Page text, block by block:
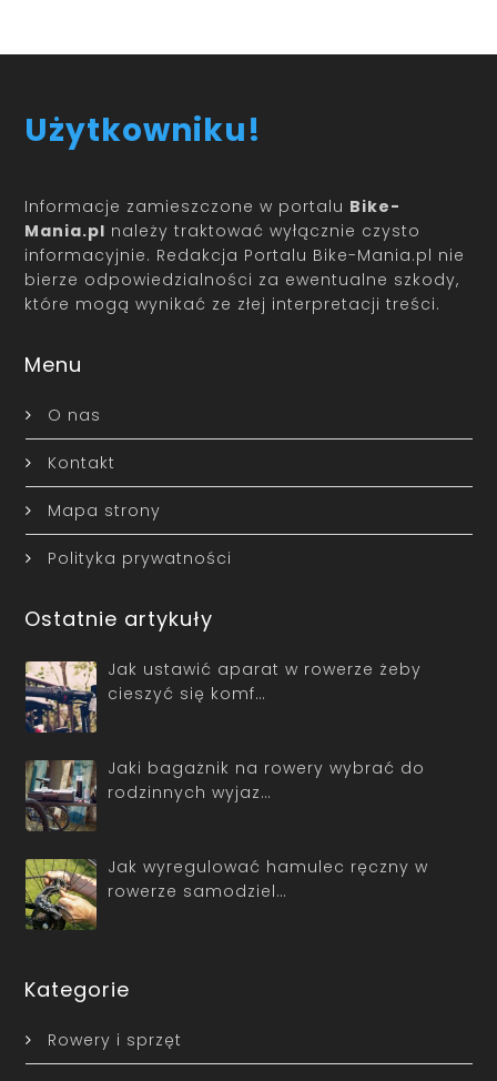
Użytkowniku!
Informacje zamieszczone w portalu Bike-
Mania.pl należy traktować wyłącznie czysto
informacyjnie. Redakcja Portalu Bike-Mania.pl nie
bierze odpowiedzialności za ewentualne szkody,
które mogą wynikać ze złej interpretacji treści.
Menu
O nas
Kontakt
Mapa strony
Polityka prywatności
Ostatnie artykuły
Jak ustawić aparat w rowerze żeby
cieszyć się komf…
Jaki bagażnik na rowery wybrać do
rodzinnych wyjaz…
Jak wyregulować hamulec ręczny w
rowerze samodziel…
Kategorie
Rowery i sprzęt